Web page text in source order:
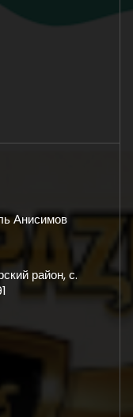
Анисимов
район, с.